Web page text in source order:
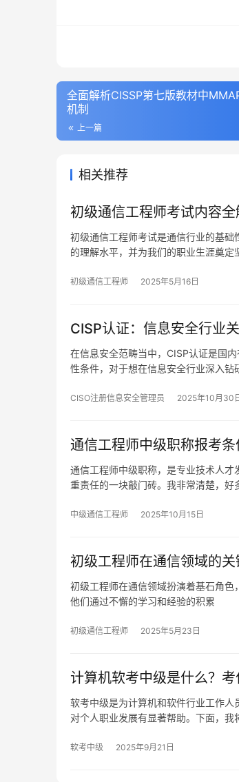
全面解析CISSP第七版教材中
机制
上一篇
相关推荐
初级通信工程师考试内容
初级通信工程师考试是通信行业的基
的理解水平，并为我们的职业生涯奠定
初级通信工程师 2025年5月16日
CISP认证：信息安全行业
在信息安全范畴当中，CISP认证是国
性条件，对于想在信息安全行业深入钻
CISO注册信息安全管理员 2025年10月30
通信工程师中级职称报考
通信工程师中级职称，是专业技术人
重责任的一块敲门砖。我非常清楚，好
中级通信工程师 2025年10月15日
初级工程师在通信领域的
初级工程师在通信领域扮演着基石角色
他们通过不懈的学习和经验的积累
初级通信工程师 2025年5月23日
计算机软考中级是什么？
软考中级是为计算机和软件行业工作人
对个人职业发展有显著帮助。下面，我
软考中级 2025年9月21日